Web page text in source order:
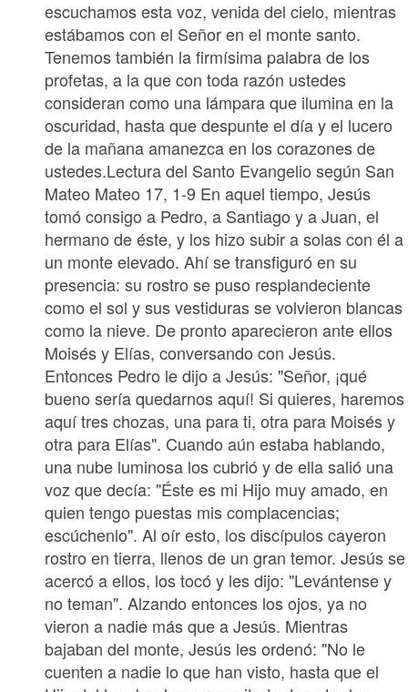
escuchamos esta voz, venida del cielo, mientras
estábamos con el Señor en el monte santo.
Tenemos también la firmísima palabra de los
profetas, a la que con toda razón ustedes
consideran como una lámpara que ilumina en la
oscuridad, hasta que despunte el día y el lucero
de la mañana amanezca en los corazones de
ustedes.Lectura del Santo Evangelio según San
Mateo Mateo 17, 1-9 En aquel tiempo, Jesús
tomó consigo a Pedro, a Santiago y a Juan, el
hermano de éste, y los hizo subir a solas con él a
un monte elevado. Ahí se transfiguró en su
presencia: su rostro se puso resplandeciente
como el sol y sus vestiduras se volvieron blancas
como la nieve. De pronto aparecieron ante ellos
Moisés y Elías, conversando con Jesús.
Entonces Pedro le dijo a Jesús: "Señor, ¡qué
bueno sería quedarnos aquí! Si quieres, haremos
aquí tres chozas, una para ti, otra para Moisés y
otra para Elías". Cuando aún estaba hablando,
una nube luminosa los cubrió y de ella salió una
voz que decía: "Éste es mi Hijo muy amado, en
quien tengo puestas mis complacencias;
escúchenlo". Al oír esto, los discípulos cayeron
rostro en tierra, llenos de un gran temor. Jesús se
acercó a ellos, los tocó y les dijo: "Levántense y
no teman". Alzando entonces los ojos, ya no
vieron a nadie más que a Jesús. Mientras
bajaban del monte, Jesús les ordenó: "No le
cuenten a nadie lo que han visto, hasta que el